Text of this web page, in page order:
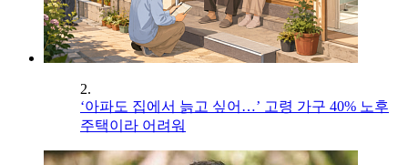
2.
‘아파도 집에서 늙고 싶어…’ 고령 가구 40% 노후
주택이라 어려워